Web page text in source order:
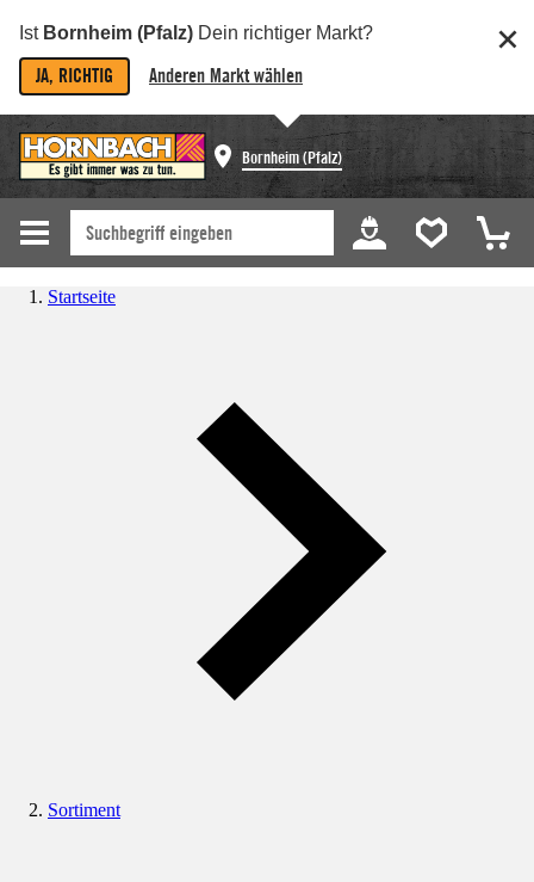
Ist Bornheim (Pfalz) Dein richtiger Markt?
JA, RICHTIG Anderen Markt wählen
Bornheim (Pfalz)
Startseite
Sortiment